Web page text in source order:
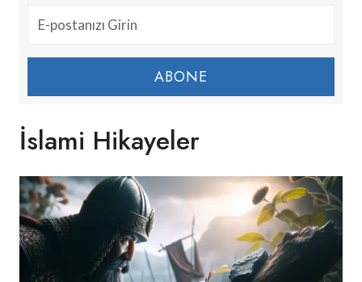
ABONE
İslami Hikayeler